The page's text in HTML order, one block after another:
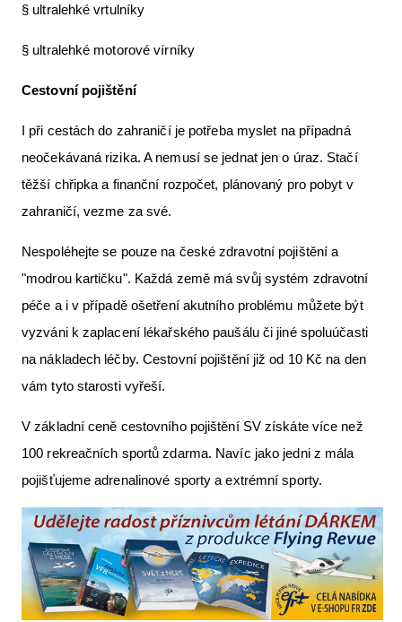
§ ultralehké vrtulníky
§ ultralehké motorové vírníky
Cestovní pojištění
I při cestách do zahraničí je potřeba myslet na případná
neočekávaná rizika. A nemusí se jednat jen o úraz. Stačí
těžší chřipka a finanční rozpočet, plánovaný pro pobyt v
zahraničí, vezme za své.
Nespoléhejte se pouze na české zdravotní pojištění a
"modrou kartičku". Každá země má svůj systém zdravotní
péče a i v případě ošetření akutního problému můžete být
vyzváni k zaplacení lékařského paušálu či jiné spoluúčasti
na nákladech léčby. Cestovní pojištění již od 10 Kč na den
vám tyto starosti vyřeší.
V základní ceně cestovního pojištění SV získáte více než
100 rekreačních sportů zdarma. Navíc jako jedni z mála
pojišťujeme adrenalinové sporty a extrémní sporty.